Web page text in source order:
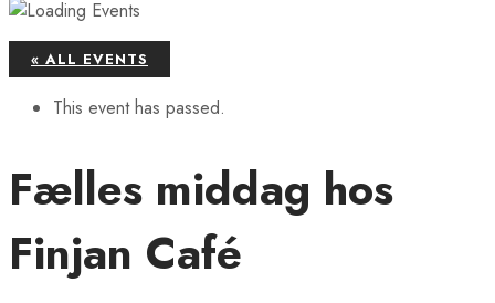
« ALL EVENTS
This event has passed.
Fælles middag hos
Finjan Café